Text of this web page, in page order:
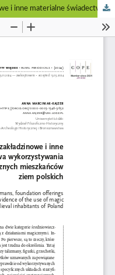
Amulety, talizmany, ofiary zakładzinowe i inne materialne świadectwa wykorzystywania magii przez średniowiecznych mieszkańców ziem polskich